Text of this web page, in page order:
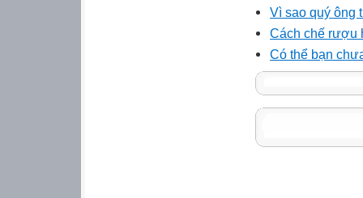
Vì sao quý ông
Cách chế rượu
Có thể bạn